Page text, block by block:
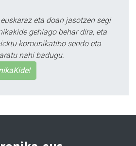
eta doan jasotzen segi
gehiago behar dira, eta
komunikatibo sendo eta
nahi badugu.